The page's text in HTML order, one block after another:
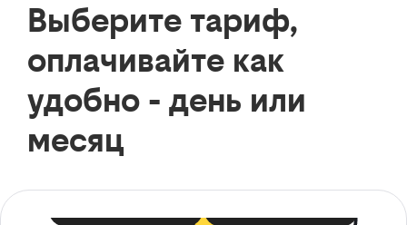
Выберите тариф,
оплачивайте как
удобно - день или
месяц